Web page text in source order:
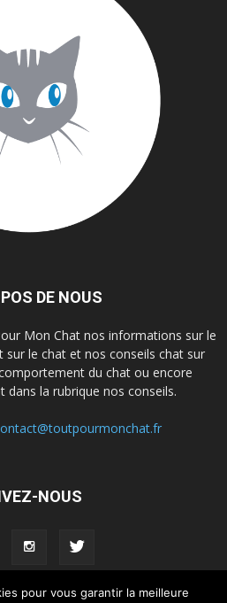
DE NOUS
Mon Chat nos informations sur le
sur le chat et nos conseils chat sur
du chat ou encore
dans la rubrique nos conseils.
NOUS
pour vous garantir la meilleure